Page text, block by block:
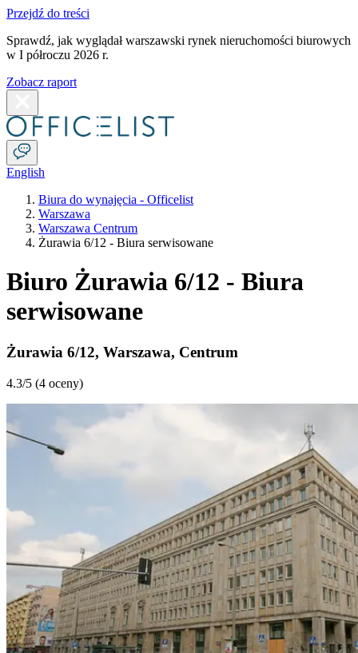
Przejdź do treści
Sprawdź, jak wyglądał warszawski rynek nieruchomości biurowych
w I półroczu 2026 r.
Zobacz raport
English
Biura do wynajęcia - Officelist
Warszawa
Warszawa Centrum
Żurawia 6/12 - Biura serwisowane
Biuro Żurawia 6/12 - Biura
serwisowane
Żurawia 6/12, Warszawa, Centrum
4.3/5 (4 oceny)